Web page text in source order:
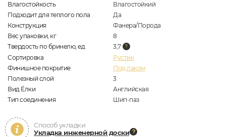
Влагостойкость
Влагостойкий
Подходит для теплого пола
Да
Конструкция
Фанера/Порода
Вес упаковки, кг
8
Твердость по бринелю, ед
3,7
Сортировка
Рустик
Финишное покрытие
Под лаком
Полезный слой
3
Вид Ёлки
Английская
Тип соединения
Шип-паз
Способ укладки
Укладка инженерной доски